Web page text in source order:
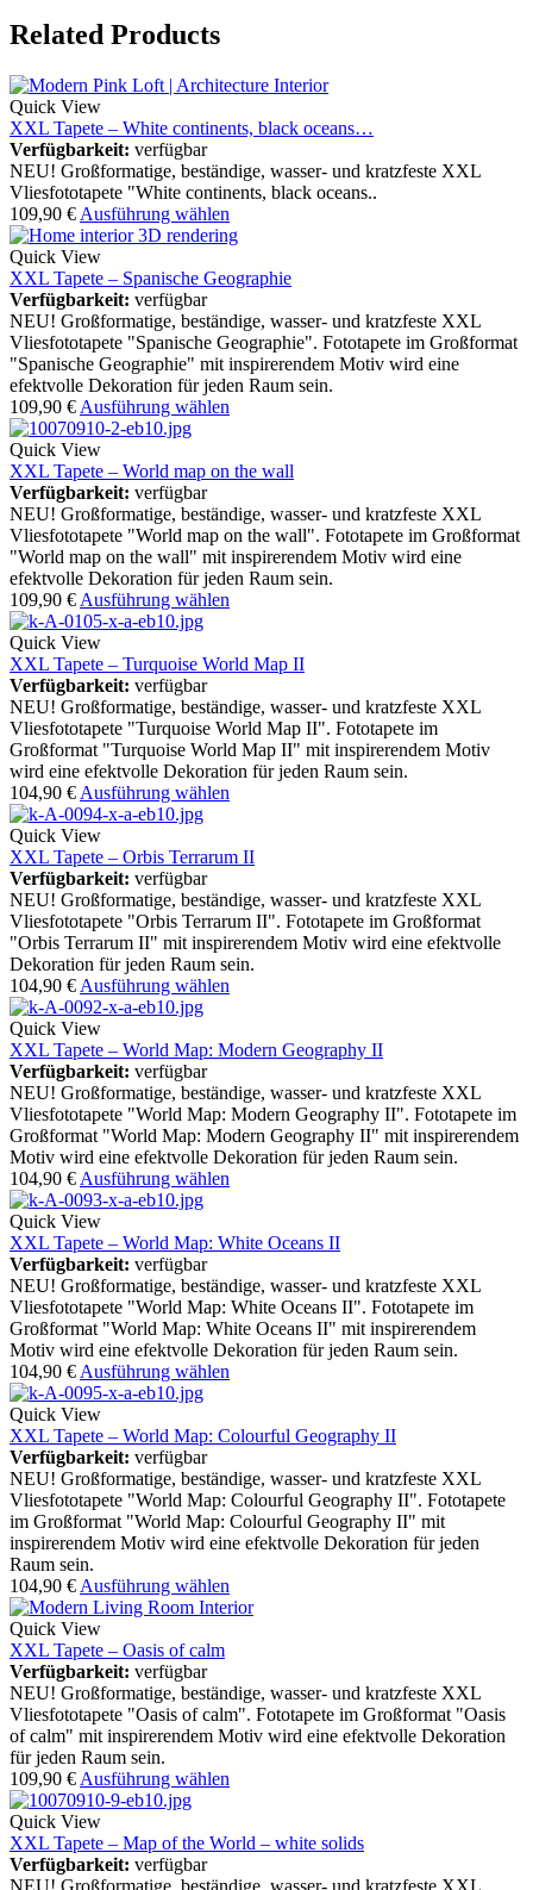
Related Products
Quick View
XXL Tapete – White continents, black oceans…
Verfügbarkeit: verfügbar
NEU! Großformatige, beständige, wasser- und kratzfeste XXL
Vliesfototapete "White continents, black oceans..
109,90 € Ausführung wählen
Quick View
XXL Tapete – Spanische Geographie
Verfügbarkeit: verfügbar
NEU! Großformatige, beständige, wasser- und kratzfeste XXL
Vliesfototapete "Spanische Geographie". Fototapete im Großformat
"Spanische Geographie" mit inspirerendem Motiv wird eine
efektvolle Dekoration für jeden Raum sein.
109,90 € Ausführung wählen
Quick View
XXL Tapete – World map on the wall
Verfügbarkeit: verfügbar
NEU! Großformatige, beständige, wasser- und kratzfeste XXL
Vliesfototapete "World map on the wall". Fototapete im Großformat
"World map on the wall" mit inspirerendem Motiv wird eine
efektvolle Dekoration für jeden Raum sein.
109,90 € Ausführung wählen
Quick View
XXL Tapete – Turquoise World Map II
Verfügbarkeit: verfügbar
NEU! Großformatige, beständige, wasser- und kratzfeste XXL
Vliesfototapete "Turquoise World Map II". Fototapete im
Großformat "Turquoise World Map II" mit inspirerendem Motiv
wird eine efektvolle Dekoration für jeden Raum sein.
104,90 € Ausführung wählen
Quick View
XXL Tapete – Orbis Terrarum II
Verfügbarkeit: verfügbar
NEU! Großformatige, beständige, wasser- und kratzfeste XXL
Vliesfototapete "Orbis Terrarum II". Fototapete im Großformat
"Orbis Terrarum II" mit inspirerendem Motiv wird eine efektvolle
Dekoration für jeden Raum sein.
104,90 € Ausführung wählen
Quick View
XXL Tapete – World Map: Modern Geography II
Verfügbarkeit: verfügbar
NEU! Großformatige, beständige, wasser- und kratzfeste XXL
Vliesfototapete "World Map: Modern Geography II". Fototapete im
Großformat "World Map: Modern Geography II" mit inspirerendem
Motiv wird eine efektvolle Dekoration für jeden Raum sein.
104,90 € Ausführung wählen
Quick View
XXL Tapete – World Map: White Oceans II
Verfügbarkeit: verfügbar
NEU! Großformatige, beständige, wasser- und kratzfeste XXL
Vliesfototapete "World Map: White Oceans II". Fototapete im
Großformat "World Map: White Oceans II" mit inspirerendem
Motiv wird eine efektvolle Dekoration für jeden Raum sein.
104,90 € Ausführung wählen
Quick View
XXL Tapete – World Map: Colourful Geography II
Verfügbarkeit: verfügbar
NEU! Großformatige, beständige, wasser- und kratzfeste XXL
Vliesfototapete "World Map: Colourful Geography II". Fototapete
im Großformat "World Map: Colourful Geography II" mit
inspirerendem Motiv wird eine efektvolle Dekoration für jeden
Raum sein.
104,90 € Ausführung wählen
Quick View
XXL Tapete – Oasis of calm
Verfügbarkeit: verfügbar
NEU! Großformatige, beständige, wasser- und kratzfeste XXL
Vliesfototapete "Oasis of calm". Fototapete im Großformat "Oasis
of calm" mit inspirerendem Motiv wird eine efektvolle Dekoration
für jeden Raum sein.
109,90 € Ausführung wählen
Quick View
XXL Tapete – Map of the World – white solids
Verfügbarkeit: verfügbar